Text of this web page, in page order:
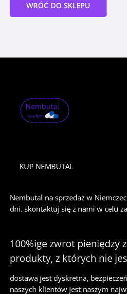
WRÓĆ DO SKLEPU
KUP NEMBUTAL
Nembutal na sprzedaż w
dni. skontaktuj się z nami w celu
100%ige zwrot pieniędzy
produkty, z których nie
dostawa jest dyskretna,
naszych klientów jest naszym